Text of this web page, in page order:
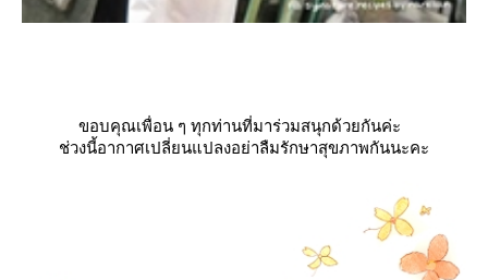
ขอบคุณเพื่อน ๆ ทุกท่านที่มาร่วมสนุกด้วยกันค่ะ
ช่วงนี้อากาศเปลี่ยนแปลงอย่าลืมรักษาสุขภาพกันนะคะ